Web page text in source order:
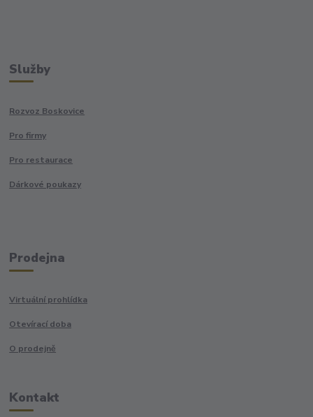
Služby
Rozvoz Boskovice
Pro firmy
Pro restaurace
Dárkové poukazy
Prodejna
Virtuální prohlídka
Otevírací doba
O prodejně
Kontakt